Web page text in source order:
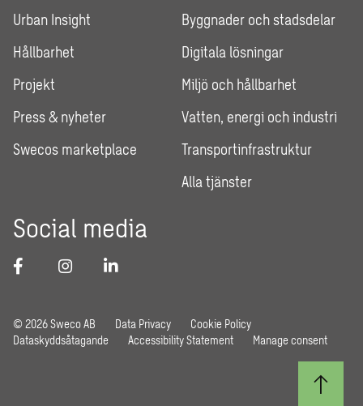
Urban Insight
Hållbarhet
Projekt
Press & nyheter
Swecos marketplace
Byggnader och stadsdelar
Digitala lösningar
Miljö och hållbarhet
Vatten, energi och industri
Transportinfrastruktur
Alla tjänster
Social media
© 2026 Sweco AB Data Privacy
Cookie Policy
Dataskyddsåtagande
Accessibility Statement Manage consent